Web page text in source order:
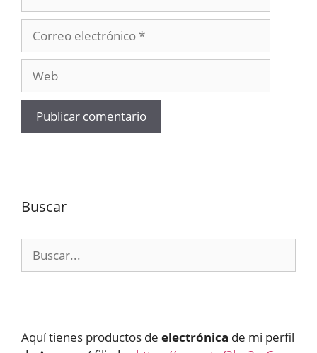
electrónico
Buscar
Aquí tienes productos de electrónica de mi perfil